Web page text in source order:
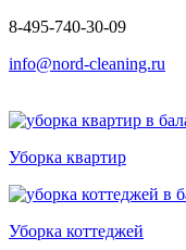
8-495-740-30-09
info@nord-cleaning.ru
Уборка квартир
Уборка коттеджей